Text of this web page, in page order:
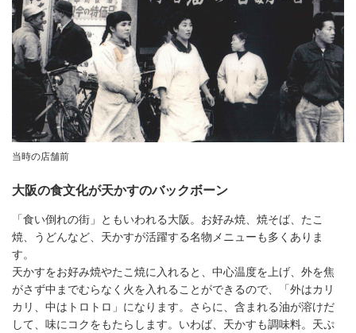
当時の店舗前
大阪の食文化が天かすのバックボーン
「食い倒れの街」ともいわれる大阪。お好み焼、焼そば、たこ
焼、うどんなど、天かすが活躍する名物メニューも多くありま
す。
天かすをお好み焼やたこ焼に入れると、中心温度を上げ、外を焦
がさず中までむらなく火を入れることができるので、「外はカリ
カリ、中はトロトロ」になります。さらに、含まれる油が溶けだ
して、味にコクをもたらします。いわば、天かすも調味料。天ぷ